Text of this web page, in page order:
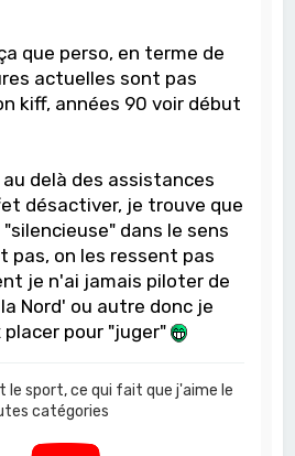
que perso, en terme de
actuelles sont pas
kiff, années 90 voir début
delà des assistances
désactiver, je trouve que
dans le sens
pas, on les ressent pas
je n'ai jamais piloter de
Nord' ou autre donc je
placer pour "juger"
le sport, ce qui fait que j'aime le
catégories